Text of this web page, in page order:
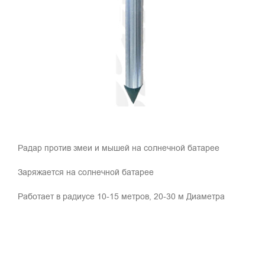
Радар против змеи и мышей на солнечной батарее
Заряжается на солнечной батарее
Работает в радиусе 10-15 метров, 20-30 м Диаметра